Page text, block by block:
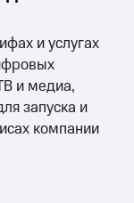
и услугах
и медиа,
запуска и
компании